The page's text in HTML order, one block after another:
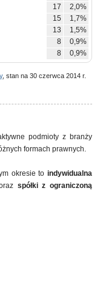
17
2,0%
15
1,7%
13
1,5%
8
0,9%
8 0,9%
, stan na 30 czerwca 2014 r.
podmioty z branży
formach prawnych.
okresie to indywidualna
spółki z ograniczoną